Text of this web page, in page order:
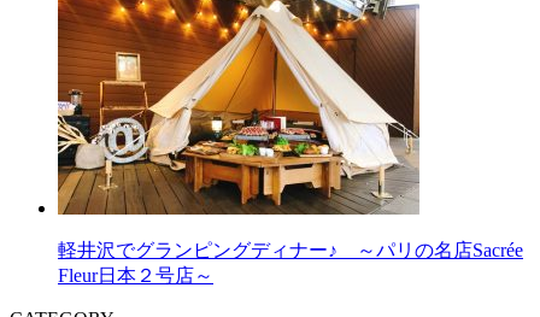
軽井沢でグランピングディナー♪ ～パリの名店Sacrée
Fleur日本２号店～